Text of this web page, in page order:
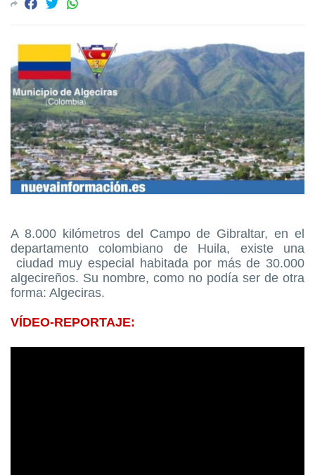
A 8.000 kilómetros del Campo de Gibraltar, en el
departamento colombiano de Huila, existe una
ciudad muy especial habitada por más de 30.000
algecireños. Su nombre, como no podía ser de otra
forma: Algeciras.
VÍDEO-REPORTAJE: